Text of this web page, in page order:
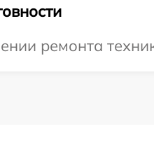
ремонта